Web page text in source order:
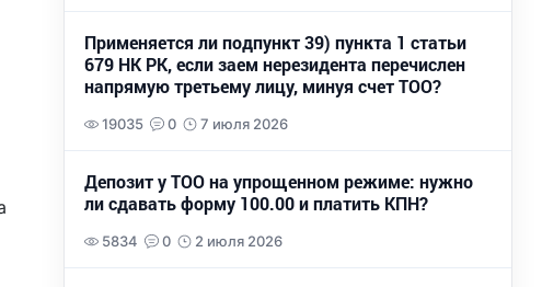
Применяется ли подпункт 39) пункта 1 статьи
679 НК РК, если заем нерезидента перечислен
напрямую третьему лицу, минуя счет ТОО?
19035 0 7 июля 2026
Депозит у ТОО на упрощенном режиме: нужно
ли сдавать форму 100.00 и платить КПН?
5834 0 2 июля 2026